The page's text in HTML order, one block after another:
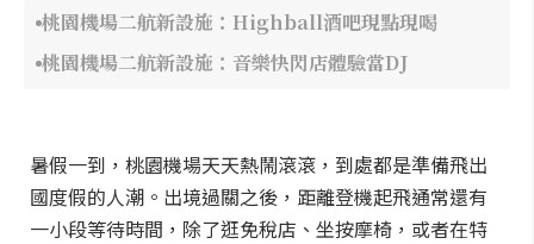
桃園機場二航新設施：Highball酒吧現點現喝
桃園機場二航新設施：音樂快閃店體驗當DJ
暑假一到，桃園機場天天熱鬧滾滾，到處都是準備飛出
國度假的人潮。出境過關之後，距離登機起飛通常還有
一小段等待時間，除了逛免稅店、坐按摩椅，或者在特